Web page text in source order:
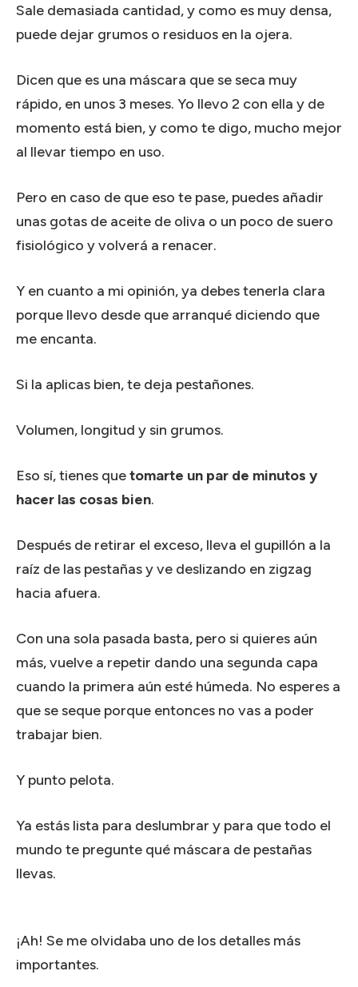
Sale demasiada cantidad, y como es muy densa,
puede dejar grumos o residuos en la ojera.
Dicen que es una máscara que se seca muy
rápido, en unos 3 meses. Yo llevo 2 con ella y de
momento está bien, y como te digo, mucho mejor
al llevar tiempo en uso.
Pero en caso de que eso te pase, puedes añadir
unas gotas de aceite de oliva o un poco de suero
fisiológico y volverá a renacer.
Y en cuanto a mi opinión, ya debes tenerla clara
porque llevo desde que arranqué diciendo que
me encanta.
Si la aplicas bien, te deja pestañones.
Volumen, longitud y sin grumos.
Eso sí, tienes quetomarte un par de minutos y
hacer las cosas bien.
Después de retirar el exceso, lleva el gupillón a la
raíz de las pestañas y ve deslizando en zigzag
hacia afuera.
Con una sola pasada basta, pero si quieres aún
más, vuelve a repetir dando una segunda capa
cuando la primera aún esté húmeda. No esperes a
que se seque porque entonces no vas a poder
trabajar bien.
Y punto pelota.
Ya estás lista para deslumbrar y para que todo el
mundo te pregunte qué máscara de pestañas
llevas.
¡Ah! Se me olvidaba uno de los detalles más
importantes.